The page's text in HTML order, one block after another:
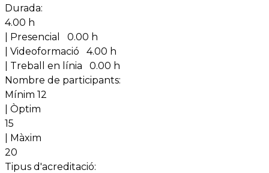
Durada:
4.00 h
| Presencial
0.00 h
| Videoformació
4.00 h
| Treball en línia
0.00 h
Nombre de participants:
Mínim 12
| Òptim
15
| Màxim
20
Tipus d'acreditació: